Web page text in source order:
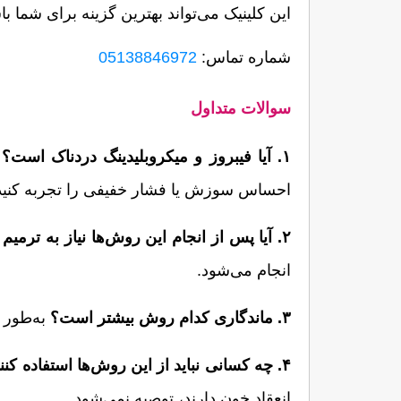
این کلینیک می‌تواند بهترین گزینه برای شما باشد.
شماره تماس: 05138846972
سوالات متداول
۱. آیا فیبروز و میکروبلیدینگ دردناک است؟
احساس سوزش یا فشار خفیفی را تجربه
۲. آیا پس از انجام این روش‌ها نیاز به ترمیم است؟
انجام می‌شود.
۳. ماندگاری کدام روش بیشتر است؟ به‌طور کلی، ماندگاری میکروبلیدینگ از فیبروز بیشتر است، اما فیبروز نتیجه‌ای طبیعی‌تر به همراه دارد.
۴. چه کسانی نباید از این روش‌ها استفاده کنند؟